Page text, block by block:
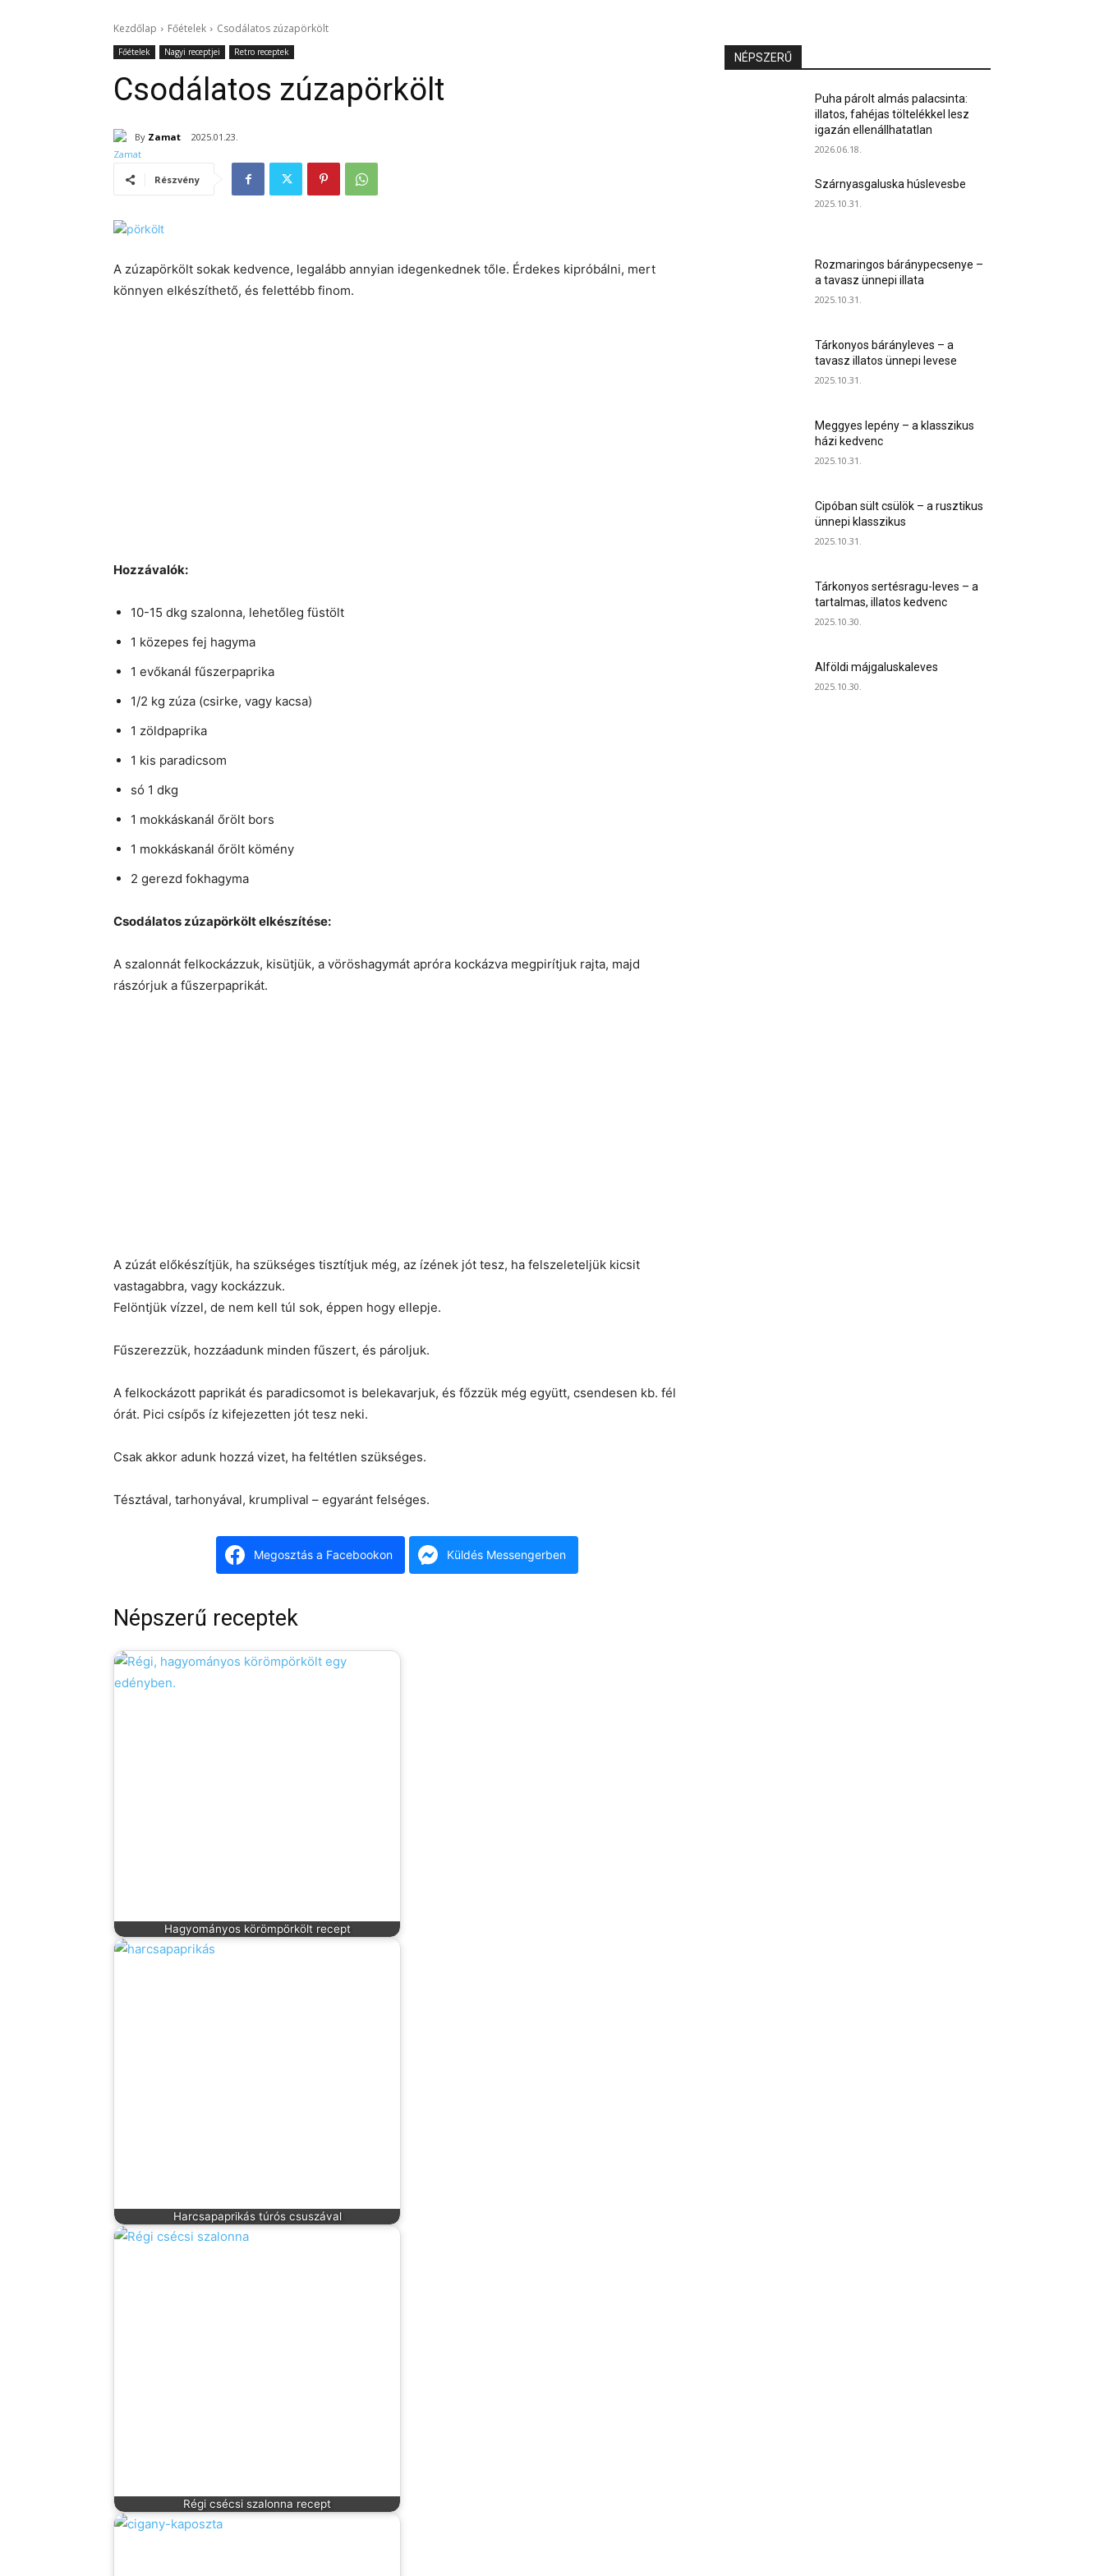
Kezdőlap Főételek Csodálatos zúzapörkölt
Főételek Nagyi receptjei Retro receptek
Csodálatos zúzapörkölt
By Zamat 2025.01.23.
Részvény
A zúzapörkölt sokak kedvence, legalább annyian idegenkednek tőle. Érdekes kipróbálni, mert
könnyen elkészíthető, és felettébb finom.
Hozzávalók:
10-15 dkg szalonna, lehetőleg füstölt
1 közepes fej hagyma
1 evőkanál fűszerpaprika
1/2 kg zúza (csirke, vagy kacsa)
1 zöldpaprika
1 kis paradicsom
só 1 dkg
1 mokkáskanál őrölt bors
1 mokkáskanál őrölt kömény
2 gerezd fokhagyma
Csodálatos zúzapörkölt elkészítése:
A szalonnát felkockázzuk, kisütjük, a vöröshagymát apróra kockázva megpirítjuk rajta, majd
rászórjuk a fűszerpaprikát.
A zúzát előkészítjük, ha szükséges tisztítjuk még, az ízének jót tesz, ha felszeleteljük kicsit
vastagabbra, vagy kockázzuk.
Felöntjük vízzel, de nem kell túl sok, éppen hogy ellepje.
Fűszerezzük, hozzáadunk minden fűszert, és pároljuk.
A felkockázott paprikát és paradicsomot is belekavarjuk, és főzzük még együtt, csendesen kb. fél
órát. Pici csípős íz kifejezetten jót tesz neki.
Csak akkor adunk hozzá vizet, ha feltétlen szükséges.
Tésztával, tarhonyával, krumplival – egyaránt felséges.
Megosztás a Facebookon Küldés Messengerben
Népszerű receptek
Hagyományos körömpörkölt recept
Harcsapaprikás túrós csuszával
Régi csécsi szalonna recept
NÉPSZERŰ
Puha párolt almás palacsinta:
illatos, fahéjas töltelékkel lesz
igazán ellenállhatatlan
2026.06.18.
Szárnyasgaluska húslevesbe
2025.10.31.
Rozmaringos báránypecsenye –
a tavasz ünnepi illata
2025.10.31.
Tárkonyos bárányleves – a
tavasz illatos ünnepi levese
2025.10.31.
Meggyes lepény – a klasszikus
házi kedvenc
2025.10.31.
Cipóban sült csülök – a rusztikus
ünnepi klasszikus
2025.10.31.
Tárkonyos sertésragu-leves – a
tartalmas, illatos kedvenc
2025.10.30.
Alföldi májgaluskaleves
2025.10.30.